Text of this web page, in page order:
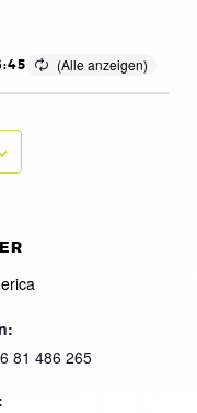
81 486 265